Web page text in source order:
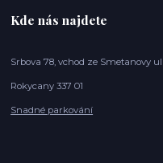
Kde nás najdete
Srbova 78, vchod ze Smetanovy
Rokycany 337 01
Snadné parkování